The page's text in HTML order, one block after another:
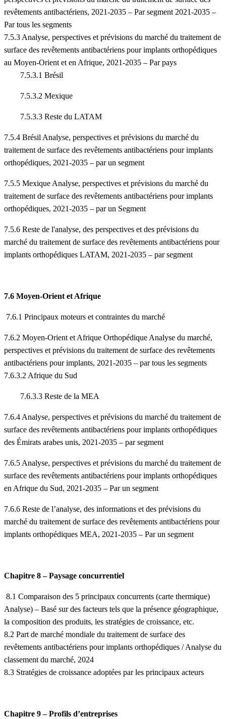
revêtements antibactériens, 2021-2035 – Par segment 2021-2035 –
Par tous les segments
7.5.3 Analyse, perspectives et prévisions du marché du traitement de
surface des revêtements antibactériens pour implants orthopédiques
au Moyen-Orient et en Afrique, 2021-2035 – Par pays
7.5.3.1 Brésil
7.5.3.2 Mexique
7.5.3.3 Reste du LATAM
7.5.4 Brésil Analyse, perspectives et prévisions du marché du
traitement de surface des revêtements antibactériens pour implants
orthopédiques, 2021-2035 – par un segment
7.5.5 Mexique Analyse, perspectives et prévisions du marché du
traitement de surface des revêtements antibactériens pour implants
orthopédiques, 2021-2035 – par un Segment
7.5.6 Reste de l'analyse, des perspectives et des prévisions du
marché du traitement de surface des revêtements antibactériens pour
implants orthopédiques LATAM, 2021-2035 – par segment
7.6 Moyen-Orient et Afrique
7.6.1 Principaux moteurs et contraintes du marché
7.6.2 Moyen-Orient et Afrique Orthopédique Analyse du marché,
perspectives et prévisions du traitement de surface des revêtements
antibactériens pour implants, 2021-2035 – par tous les segments
7.6.3.2 Afrique du Sud
7.6.3.3 Reste de la MEA
7.6.4 Analyse, perspectives et prévisions du marché du traitement de
surface des revêtements antibactériens pour implants orthopédiques
des Émirats arabes unis, 2021-2035 – par segment
7.6.5 Analyse, perspectives et prévisions du marché du traitement de
surface des revêtements antibactériens pour implants orthopédiques
en Afrique du Sud, 2021-2035 – Par un segment
7.6.6 Reste de l’analyse, des informations et des prévisions du
marché du traitement de surface des revêtements antibactériens pour
implants orthopédiques MEA, 2021-2035 – Par un segment
Chapitre 8 – Paysage concurrentiel
8.1 Comparaison des 5 principaux concurrents (carte thermique)
Analyse) – Basé sur des facteurs tels que la présence géographique,
la composition des produits, les stratégies de croissance, etc.
8.2 Part de marché mondiale du traitement de surface des
revêtements antibactériens pour implants orthopédiques / Analyse du
classement du marché, 2024
8.3 Stratégies de croissance adoptées par les principaux acteurs
Chapitre 9 – Profils d’entreprises